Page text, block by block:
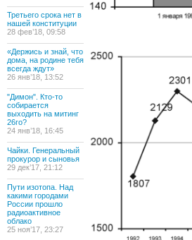
Третьего срока нет в
нашей конституции
28 фев’18, 09:58
«Держись и знай, что
дома, на родине тебя
всегда ждут»
26 янв’18, 13:52
"Димон". Кто-то
собирается
выходить на митинг
26го?
24 янв’18, 16:45
Чайки. Генеральный
прокурор и сыновья
29 дек’17, 21:12
Пути изотопа. Над
какими городами
России прошло
радиоактивное
облако
25 ноя’17, 23:27